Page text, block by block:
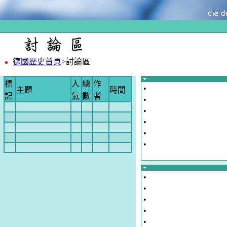
德國歷史首頁>討論區
標
記
主題
人
氣
總
數
作
者
時間
•
•
•
•
•
•
•
•
•
•
•